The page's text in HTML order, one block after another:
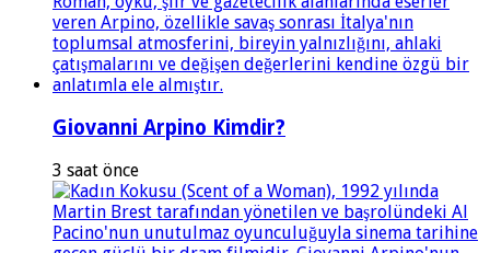
Giovanni Arpino Kimdir?
3 saat önce